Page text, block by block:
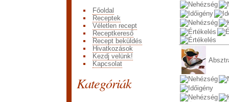
Főoldal
Receptek
Véletlen recept
Receptkereső
Recept beküldés
Hivatkozások
Kezdj velünk!
Kapcsolat
Kategóriák